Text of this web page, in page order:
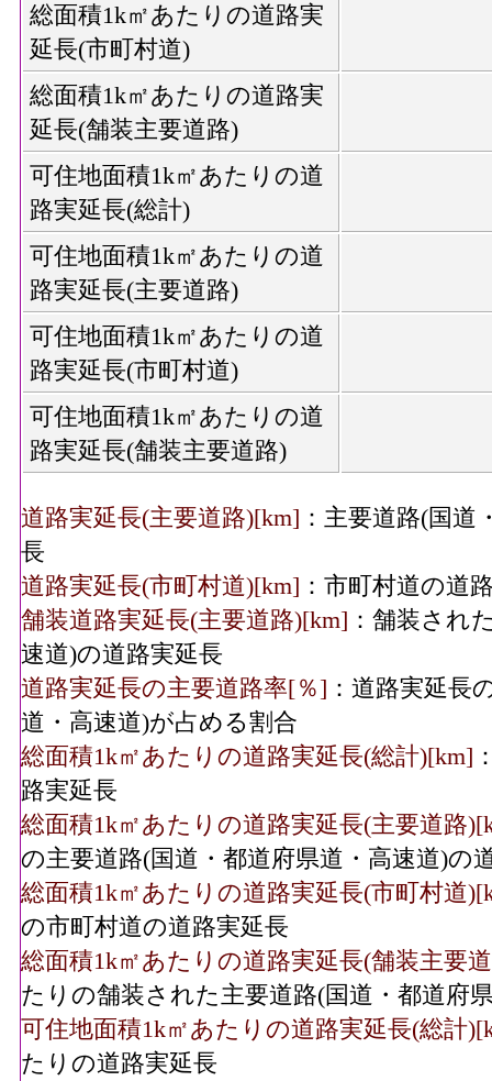
総面積1k㎡あたりの道路実
延長(市町村道)
総面積1k㎡あたりの道路実
延長(舗装主要道路)
可住地面積1k㎡あたりの道
路実延長(総計)
可住地面積1k㎡あたりの道
路実延長(主要道路)
可住地面積1k㎡あたりの道
路実延長(市町村道)
可住地面積1k㎡あたりの道
路実延長(舗装主要道路)
道路実延長(主要道路)[km] ：主要道路(国
長
道路実延長(市町村道)[km] ：市町村道の道
舗装道路実延長(主要道路)[km] ：舗装され
速道)の道路実延長
道路実延長の主要道路率[％] ：道路実延長
道・高速道)が占める割合
総面積1k㎡あたりの道路実延長(総計)[km]
路実延長
総面積1k㎡あたりの道路実延長(主要道路
の主要道路(国道・都道府県道・高速道)の
総面積1k㎡あたりの道路実延長(市町村道
の市町村道の道路実延長
総面積1k㎡あたりの道路実延長(舗装主要
たりの舗装された主要道路(国道・都道府
可住地面積1k㎡あたりの道路実延長(総計
たりの道路実延長